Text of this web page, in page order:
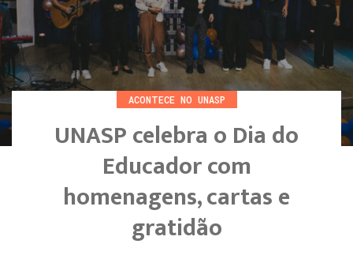
ACONTECE NO UNASP
UNASP celebra o Dia do
Educador com
homenagens, cartas e
gratidão